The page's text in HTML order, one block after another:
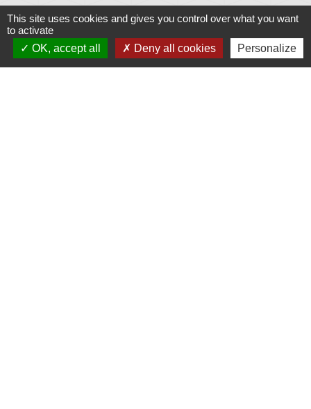
This site uses cookies and gives you control over what you want
to activate
OK, accept all
Deny all cookies Personalize